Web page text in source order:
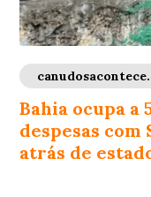
Bahia ocupa a
despesas com
atrás de